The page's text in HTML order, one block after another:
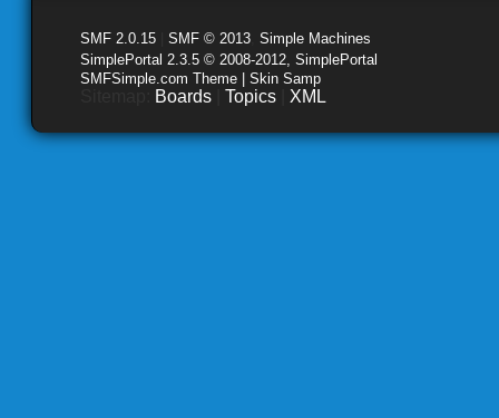
SMF 2.0.15 SMF © 2013 Simple Machines
SimplePortal 2.3.5 © 2008-2012, SimplePortal
SMFSimple.com Theme | Skin Samp
Boards Topics XML